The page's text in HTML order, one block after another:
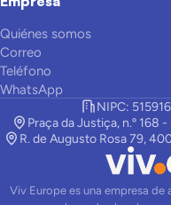
Quiénes somos
Correo
Teléfono
WhatsApp
NIPC:
Praça da Justiça, n.º 168
R. de Augusto Rosa 79,
Viv Europe es una empresa